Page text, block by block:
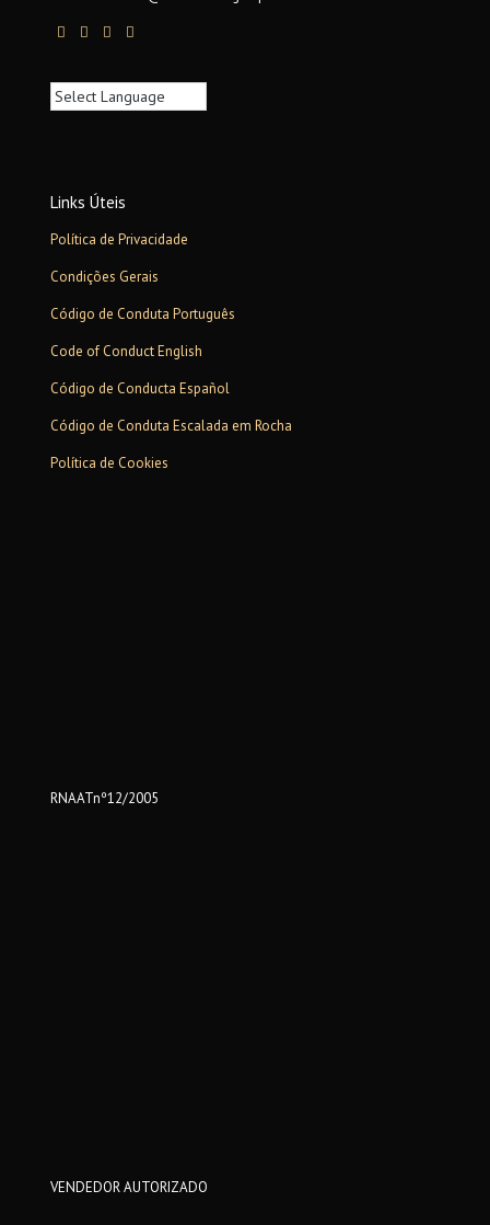
Links Úteis
Política de Privacidade
Condições Gerais
Código de Conduta Português
Code of Conduct English
Código de Conducta Español
Código de Conduta Escalada em Rocha
Política de Cookies
RNAATnº12/2005
VENDEDOR AUTORIZADO